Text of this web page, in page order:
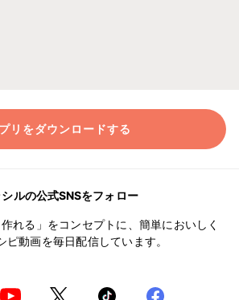
リをダウンロードする
ルの公式SNSをフォロー
作れる」をコンセプトに、簡単においしく
ピ動画を毎日配信しています。